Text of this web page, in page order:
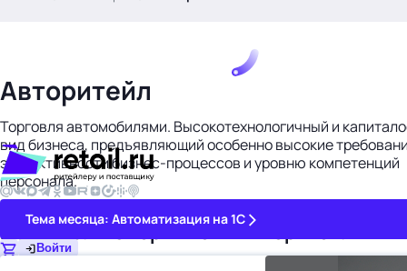
Тема месяца: Автоматизация на 1С
Войти
Авторитейл
Торговля автомобилями. Высокотехнологичный и
вид бизнеса, предъявляющий особенно высокие
эффективности бизнес-процессов и уровню компетенций
персонала.
8 834
Материалы с термином «Авторитейл»